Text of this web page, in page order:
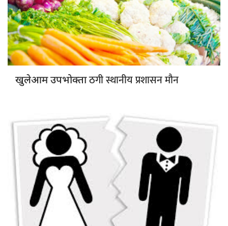
खुलेआम उपभोक्ताठगी स्थानीय प्रशासन मौन